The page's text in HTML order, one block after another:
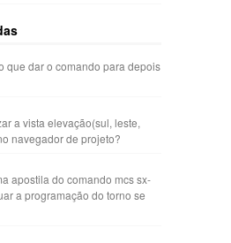
que dar o comando para depois
a vista elevação(sul, leste,
navegador de projeto?
apostila do comando mcs sx-
a programação do torno se